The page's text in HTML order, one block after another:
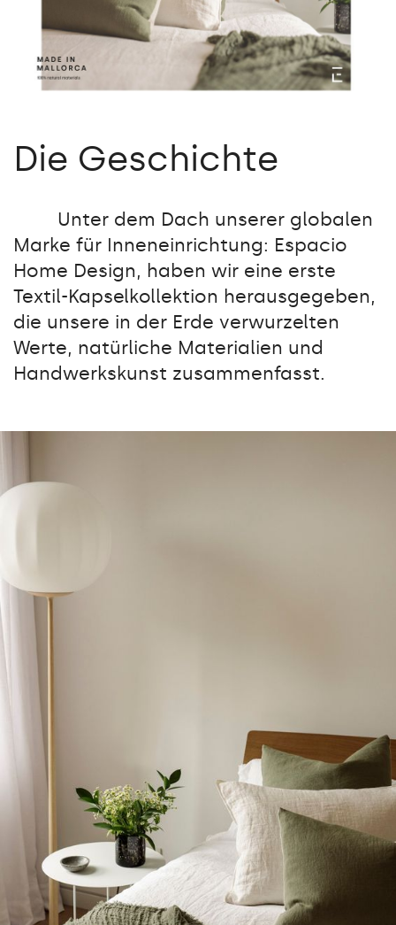
Die Geschichte
Unter dem Dach unserer globalen
Marke für Inneneinrichtung: Espacio
Home Design, haben wir eine erste
Textil-Kapselkollektion herausgegeben,
die unsere in der Erde verwurzelten
Werte, natürliche Materialien und
Handwerkskunst zusammenfasst.